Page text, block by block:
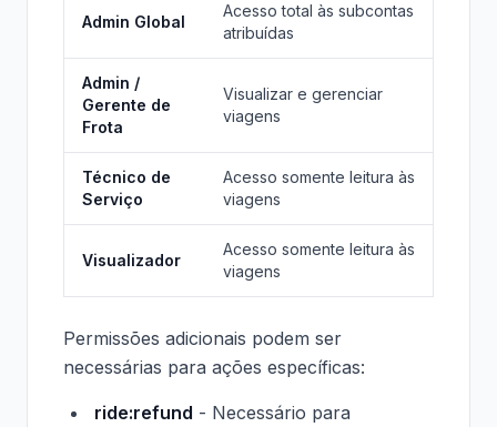
Admin Global
Acesso total às subcontas
atribuídas
Admin /
Gerente de
Frota
Visualizar e gerenciar
viagens
Técnico de
Serviço
Acesso somente leitura às
viagens
Visualizador
Acesso somente leitura às
viagens
Permissões adicionais podem ser
necessárias para ações específicas:
ride:refund - Necessário para